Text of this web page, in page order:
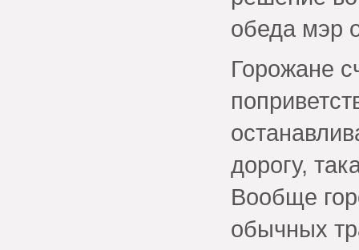
обеда мэр
Горожане
дорогу,
Вообще
обычных